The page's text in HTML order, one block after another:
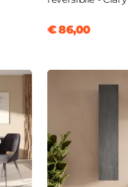
€ 86,00